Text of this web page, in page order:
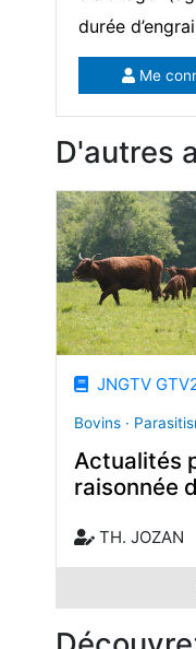
durée
Me
D'autres
JNGTV
Bovins ·
Actualités
raisonnée
TH. JOZAN